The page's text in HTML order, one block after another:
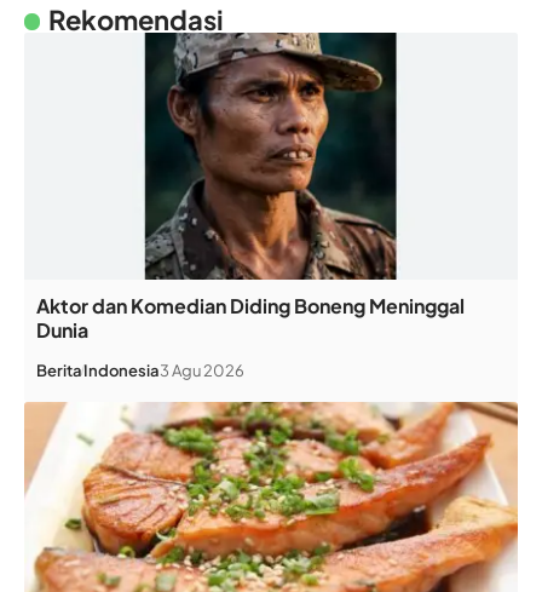
Rekomendasi
Aktor dan Komedian Diding Boneng Meninggal
Dunia
BeritaIndonesia3 Agu 2026